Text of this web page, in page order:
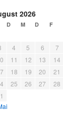
2026
D M D F
4 5 6 7
11 12 13 14
18 19 20 21
25 26 27 28